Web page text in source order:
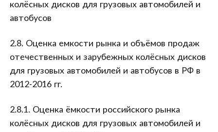
колёсных дисков для грузовых автомобилей и
автобусов
2.8. Оценка емкости рынка и объёмов продаж
отечественных и зарубежных колёсных дисков
для грузовых автомобилей и автобусов в РФ в
2012-2016 гг.
2.8.1. Оценка ёмкости российского рынка
колёсных дисков для грузовых автомобилей и